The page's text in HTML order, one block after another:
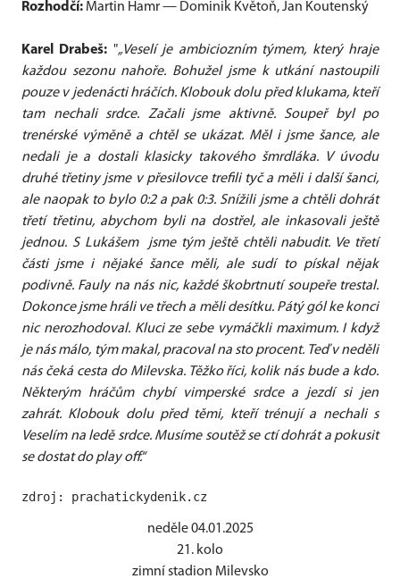
Rozhodčí: Martin Hamr — Dominik Květoň, Jan Koutenský
Karel Drabeš: "„Veselí je ambiciozním týmem, který hraje
každou sezonu nahoře. Bohužel jsme k utkání nastoupili
pouze v jedenácti hráčích. Klobouk dolu před klukama, kteří
tam nechali srdce. Začali jsme aktivně. Soupeř byl po
trenérské výměně a chtěl se ukázat. Měl i jsme šance, ale
nedali je a dostali klasicky takového šmrdláka. V úvodu
druhé třetiny jsme v přesilovce trefili tyč a měli i další šanci,
ale naopak to bylo 0:2 a pak 0:3. Snížili jsme a chtěli dohrát
třetí třetinu, abychom byli na dostřel, ale inkasovali ještě
jednou. S Lukášem jsme tým ještě chtěli nabudit. Ve třetí
části jsme i nějaké šance měli, ale sudí to pískal nějak
podivně. Fauly na nás nic, každé škobrtnutí soupeře trestal.
Dokonce jsme hráli ve třech a měli desítku. Pátý gól ke konci
nic nerozhodoval. Kluci ze sebe vymáčkli maximum. I když
je nás málo, tým makal, pracoval na sto procent. Teď v neděli
nás čeká cesta do Milevska. Těžko říci, kolik nás bude a kdo.
Některým hráčům chybí vimperské srdce a jezdí si jen
zahrát. Klobouk dolu před těmi, kteří trénují a nechali s
Veselím na ledě srdce. Musíme soutěž se ctí dohrát a pokusit
se dostat do play off.“
zdroj: prachatickydenik.cz
neděle 04.01.2025
21. kolo
zimní stadion Milevsko